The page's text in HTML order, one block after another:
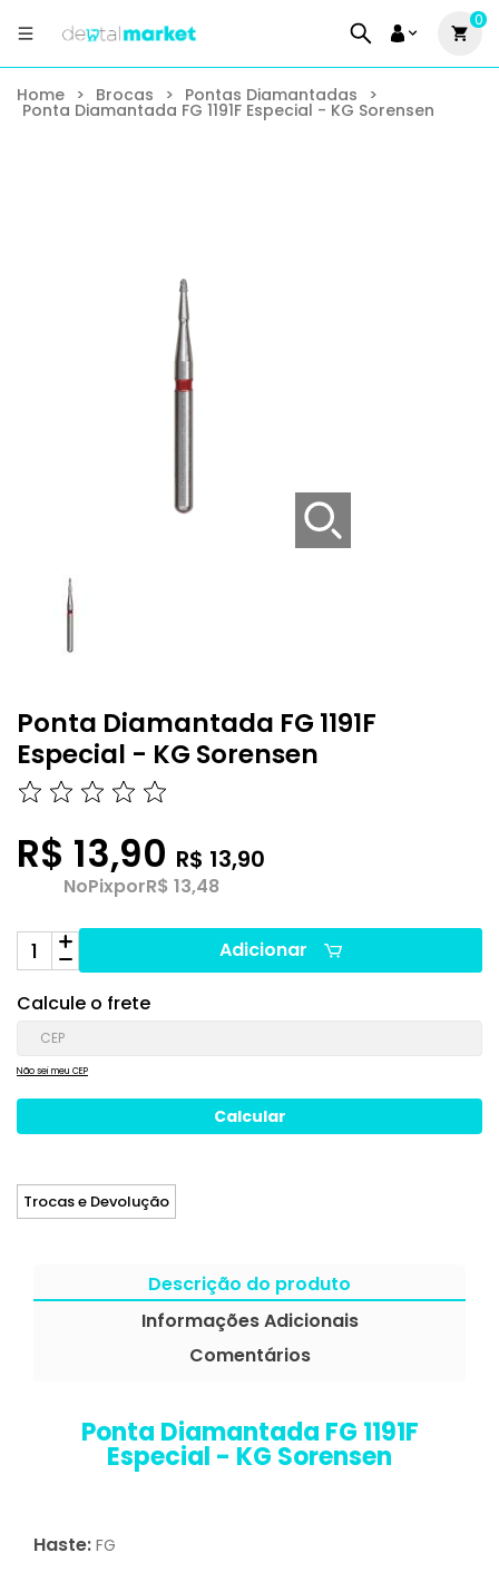
0
Home > Brocas > Pontas Diamantadas >
Ponta Diamantada FG 1191F Especial - KG Sorensen
Ponta Diamantada FG 1191F
Especial - KG Sorensen
R$ 13,90 R$ 13,90
NoPixporR$ 13,48
Adicionar
Calcule o frete
Não sei meu CEP
Trocas e Devolução
Descrição do produto
Informações Adicionais
Comentários
Ponta Diamantada FG 1191F
Especial - KG Sorensen
Haste: FG